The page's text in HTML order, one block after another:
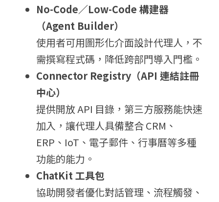
No-Code／Low-Code 構建器
（Agent Builder）
使用者可用圖形化介面設計代理人，不
需撰寫程式碼，降低跨部門導入門檻。
Connector Registry（API 連結註冊
中心）
提供開放 API 目錄，第三方服務能快速
加入，讓代理人具備整合 CRM、
ERP、IoT、電子郵件、行事曆等多種
功能的能力。
ChatKit 工具包
協助開發者優化對話管理、流程觸發、